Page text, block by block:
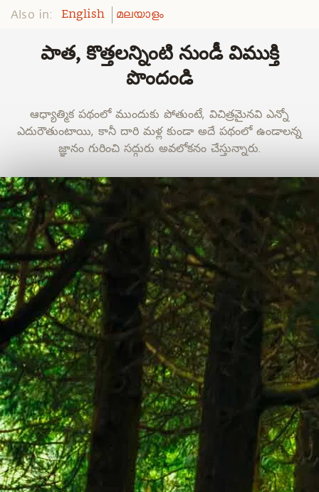
Also in: English മലയാളം
పాత, కొత్తలన్నింటి నుండీ విముక్తి
పొందండి
ఆధ్యాత్మిక పథంలో ముందుకు పోతుంటే, విచిత్రమైనవి ఎన్నో
ఎదురౌతుంటాయి, కానీ దారి మళ్ల కుండా అదే పథంలో ఉండాలన్న
జ్ఞానం గురించి సద్గురు అవలోకనం చేస్తున్నారు.